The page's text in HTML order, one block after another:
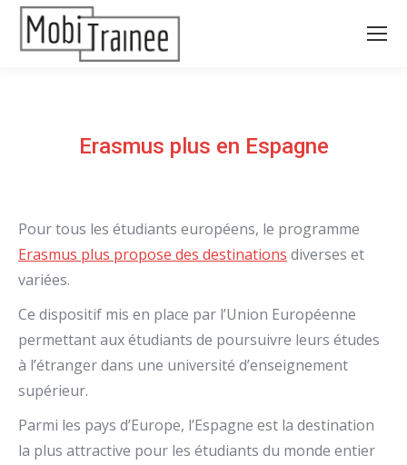
Erasmus plus en Espagne
Pour tous les étudiants européens, le programme
Erasmus plus propose des destinations diverses et
variées.
Ce dispositif mis en place par l’Union Européenne
permettant aux étudiants de poursuivre leurs études
à l’étranger dans une université d’enseignement
supérieur.
Parmi les pays d’Europe, l’Espagne est la destination
la plus attractive pour les étudiants du monde entier